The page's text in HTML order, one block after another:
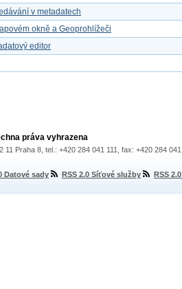
v metadatech
okně a Geoprohlížeči
editor
práva vyhrazena
11 Praha 8, tel.: +420 284 041 111, fax: +420 284
Datové sady RSS 2.0 Síťové služby RSS